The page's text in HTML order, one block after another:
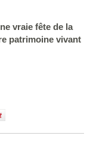
vraie fête de la
patrimoine vivant